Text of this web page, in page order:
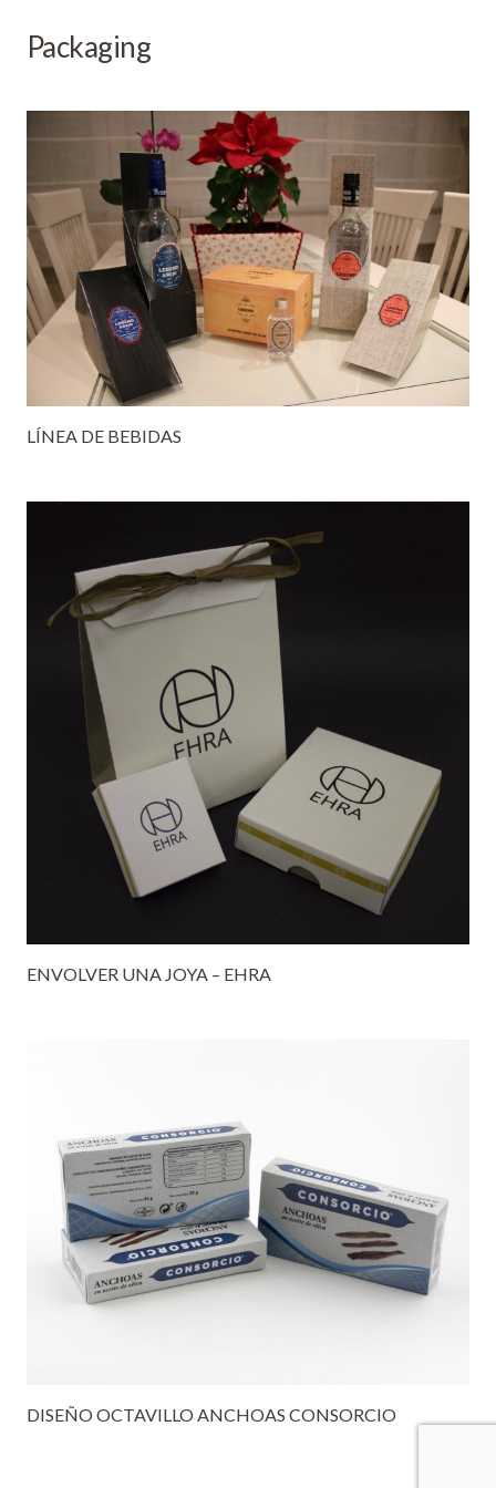
Packaging
LÍNEA DE BEBIDAS
ENVOLVER UNA JOYA – EHRA
DISEÑO OCTAVILLO ANCHOAS CONSORCIO